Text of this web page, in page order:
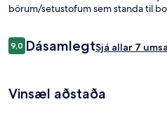
börum/setustofum sem standa til
Umsagnir
9,09,0 af 10
DásamlegtSjá allar 7
Vinsæl aðstaða